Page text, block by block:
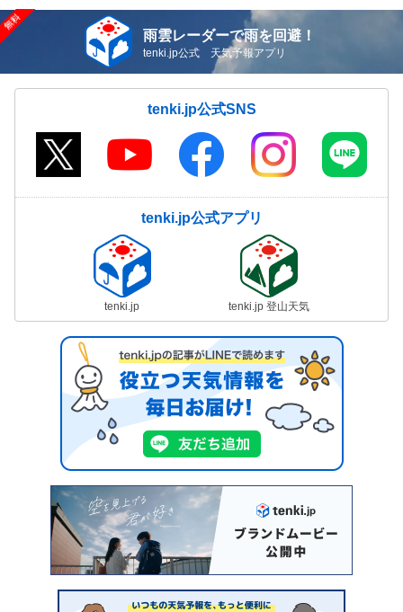
雨雲レーダーで雨を回避！
tenki.jp公式 天気予報アプリ
tenki.jp公式SNS
tenki.jp公式アプリ
tenki.jp tenki.jp 登山天気